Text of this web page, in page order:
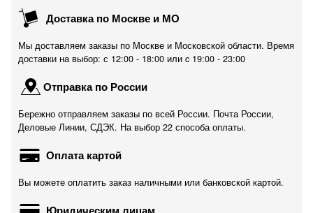
Доставка по Москве и МО
Мы доставляем заказы по Москве и Московской области. Время
доставки на выбор: с 12:00 - 18:00 или c 19:00 - 23:00
Отправка по России
Бережно отправляем заказы по всей России. Почта России,
Деловые Линии, СДЭК. На выбор 22 способа оплаты.
Оплата картой
Вы можете оплатить заказ наличными или банковской картой.